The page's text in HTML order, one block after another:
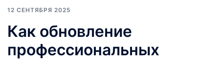
12 СЕНТЯБРЯ 2025
Как обновление
профессиональных